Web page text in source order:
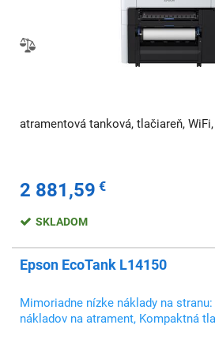
atramentová tanková, tlačiareň, WiFi,
2 881,59 €
SKLADOM
Epson EcoTank L14150
Mimoriadne nízke náklady na stranu:
nákladov na atrament, Kompaktná